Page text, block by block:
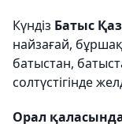
Күндіз Батыс
найзағай,
батыстан,
солтүстігінде
Орал